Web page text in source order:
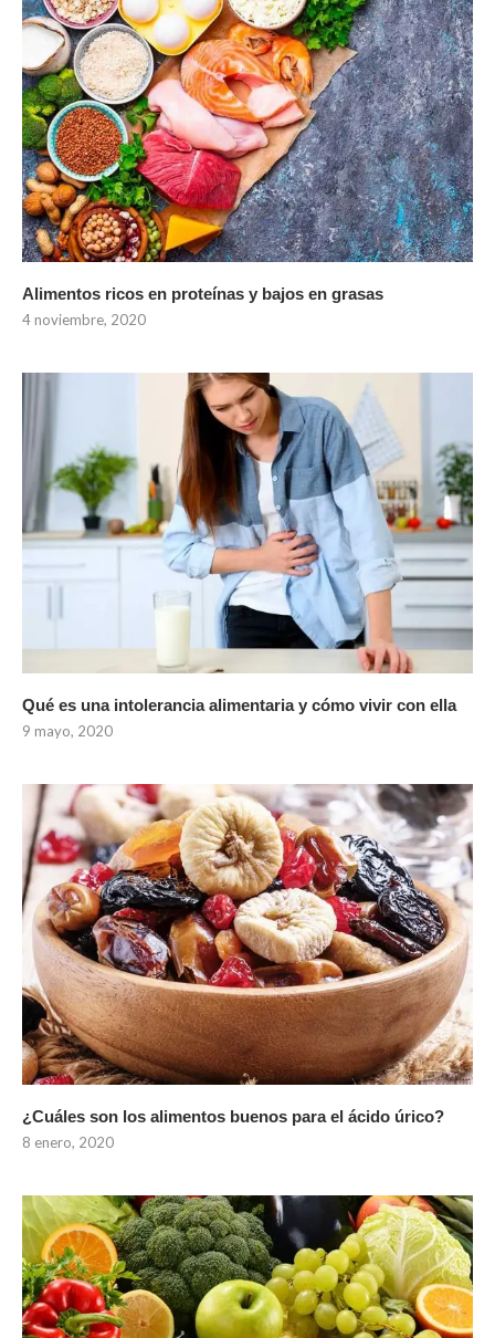
Alimentos ricos en proteínas y bajos en grasas
4 noviembre, 2020
Qué es una intolerancia alimentaria y cómo vivir con ella
9 mayo, 2020
¿Cuáles son los alimentos buenos para el ácido úrico?
8 enero, 2020